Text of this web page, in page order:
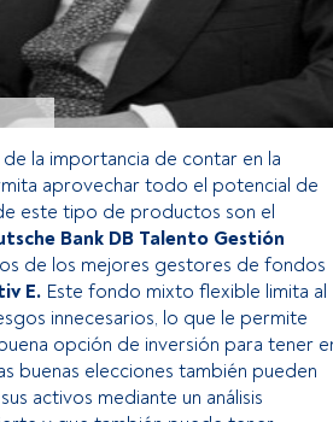
la importancia de contar en la
aprovechar todo el potencial de
este tipo de productos son el
Bank DB Talento Gestión
de los mejores gestores de fondos
E. Este fondo mixto flexible limita al
innecesarios, lo que le permite
opción de inversión para tener
buenas elecciones también pueden
activos mediante un análisis